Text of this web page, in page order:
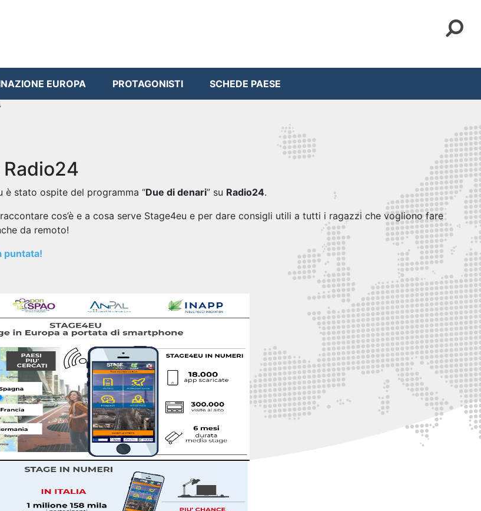
EUROPA PROTAGONISTI SCHEDE PAESE
è stato ospite del programma “Due di denari” su Radio24.
cos’è e a cosa serve Stage4eu e per dare consigli utili a tutti i ragazzi che vogliono fare
da remoto!
puntata!